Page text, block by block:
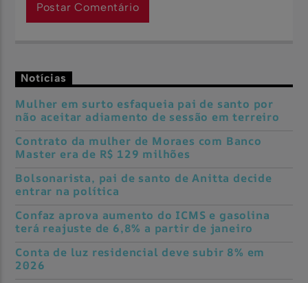
Notícias
Mulher em surto esfaqueia pai de santo por
não aceitar adiamento de sessão em terreiro
Contrato da mulher de Moraes com Banco
Master era de R$ 129 milhões
Bolsonarista, pai de santo de Anitta decide
entrar na política
Confaz aprova aumento do ICMS e gasolina
terá reajuste de 6,8% a partir de janeiro
Conta de luz residencial deve subir 8% em
2026